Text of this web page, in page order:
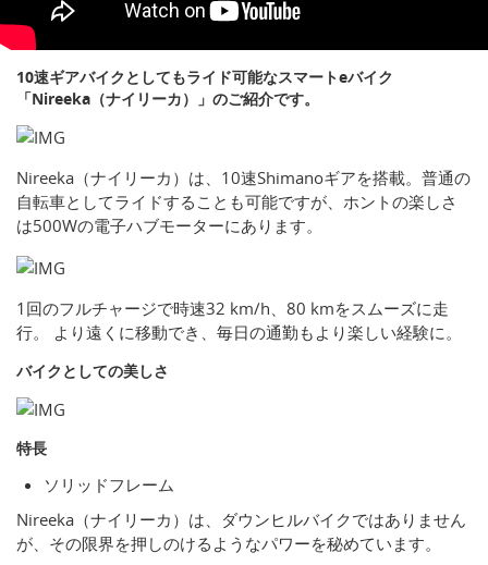
10速ギアバイクとしてもライド可能なスマートeバイク
「Nireeka（ナイリーカ）」のご紹介です。
Nireeka（ナイリーカ）は、10速Shimanoギアを搭載。普通の
自転車としてライドすることも可能ですが、ホントの楽しさ
は500Wの電子ハブモーターにあります。
1回のフルチャージで時速32 km/h、80 kmをスムーズに走
行。 より遠くに移動でき、毎日の通勤もより楽しい経験に。
バイクとしての美しさ
特長
ソリッドフレーム
Nireeka（ナイリーカ）は、ダウンヒルバイクではありません
が、その限界を押しのけるようなパワーを秘めています。